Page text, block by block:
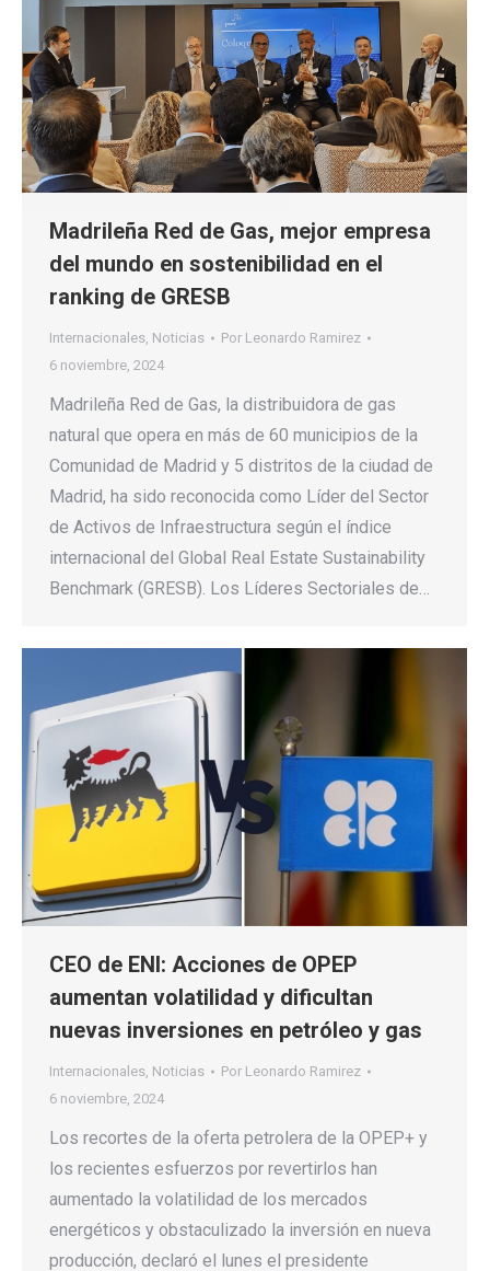
Madrileña Red de Gas, mejor empresa
del mundo en sostenibilidad en el
ranking de GRESB
Internacionales, Noticias Por Leonardo Ramirez
6 noviembre, 2024
Madrileña Red de Gas, la distribuidora de gas
natural que opera en más de 60 municipios de la
Comunidad de Madrid y 5 distritos de la ciudad de
Madrid, ha sido reconocida como Líder del Sector
de Activos de Infraestructura según el índice
internacional del Global Real Estate Sustainability
Benchmark (GRESB). Los Líderes Sectoriales de…
CEO de ENI: Acciones de OPEP
aumentan volatilidad y dificultan
nuevas inversiones en petróleo y gas
Internacionales, Noticias Por Leonardo Ramirez
6 noviembre, 2024
Los recortes de la oferta petrolera de la OPEP+ y
los recientes esfuerzos por revertirlos han
aumentado la volatilidad de los mercados
energéticos y obstaculizado la inversión en nueva
producción, declaró el lunes el presidente